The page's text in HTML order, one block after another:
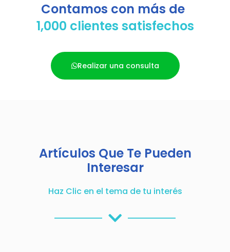
Contamos con más de
1,000 clientes satisfechos
Realizar una consulta
Artículos Que Te Pueden
Interesar
Haz Clic en el tema de tu interés